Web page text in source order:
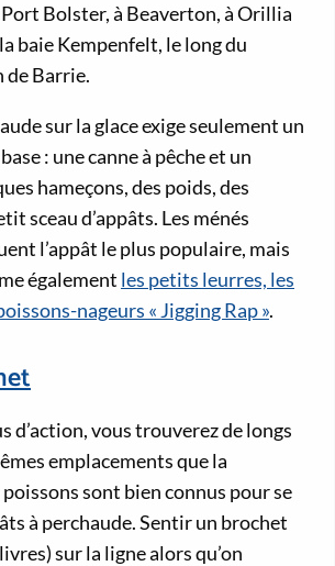
Port Bolster, à Beaverton, à Orillia
baie Kempenfelt, le long du
de Barrie.
sur la glace exige seulement un
: une canne à pêche et un
hameçons, des poids, des
sceau d’appâts. Les ménés
l’appât le plus populaire, mais
également les petits leurres, les
nageurs « Jigging Rap ».
d’action, vous trouverez de longs
emplacements que la
poissons sont bien connus pour se
à perchaude. Sentir un brochet
sur la ligne alors qu’on